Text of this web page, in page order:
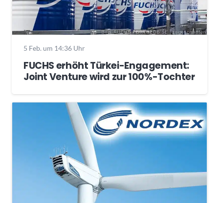
5 Feb. um 14:36 Uhr
FUCHS erhöht Türkei-Engagement:
Joint Venture wird zur 100%-Tochter